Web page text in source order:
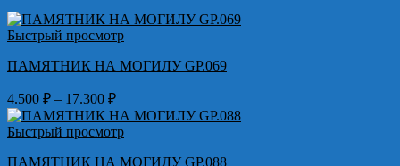
Быстрый просмотр
ПАМЯТНИК НА МОГИЛУ GP.069
4.500 ₽ – 17.300 ₽Диапазон
цен:
4.500 ₽
Быстрый просмотр
ПАМЯТНИК НА МОГИЛУ GP.088